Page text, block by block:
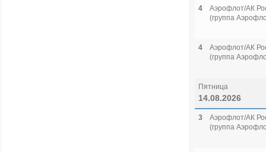
4
Аэрофлот/АК
(группа
4
Аэрофлот/АК
(группа
Пятница
14.08.2026
3
Аэрофлот/АК
(группа